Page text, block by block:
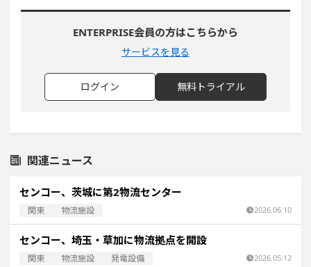
ENTERPRISE会員の方はこちらから
サービスを見る
ログイン 無料トライアル
関連ニュース
センコー、茨城に第2物流センター
関東 物流施設 2026.06.10
センコー、埼玉・草加に物流拠点を開設
関東 物流施設 発電設備 2026.05.12